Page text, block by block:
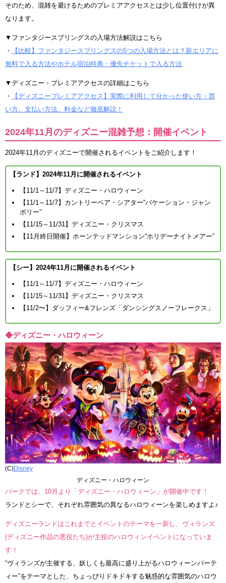
そのため、混雑を避けるためのプレミアアクセスとは少し位置付けが異
なります。
▼ファンタジースプリングスの入場方法解説はこちら
・
【比較】ファンタジースプリングスの5つの入場方法とは？新エリアに
無料で入る方法やホテル宿泊特典・優先チケットで入る方法
▼ディズニー・プレミアアクセスの詳細はこちら
・
【ディズニープレミアアクセス】実際に利用して分かった使い方・買
い方、支払い方法、料金など徹底解説！
2024年11月のディズニー混雑予想：開催イベント
2024年11月のディズニーで開催されるイベントをご紹介します！
【ランド】2024年11月に開催されるイベント
【11/1～11/7】ディズニー・ハロウィーン
【11/1～11/7】カントリーベア・シアター“バケーション・ジャン
ボリー”
【11/15～11/31】ディズニー・クリスマス
【11月終日開催】ホーンテッドマンション“ホリデーナイトメアー”
【シー】2024年11月に開催されるイベント
【11/1～11/7】ディズニー・ハロウィーン
【11/15～11/31】ディズニー・クリスマス
【11/2〜】ダッフィー&フレンズ「ダンシングスノーフレークス」
◆ディズニー・ハロウィーン
(C)Disney
ディズニー・ハロウィーン
パークでは、10月より「ディズニー・ハロウィーン」が開催中です！
ランドとシーで、それぞれ雰囲気の異なるハロウィーンを楽しめますよ♪
ディズニーランドはこれまでとイベントのテーマを一新し、ヴィランズ
(ディズニー作品の悪役たち)が主役のハロウィンイベントになっていま
す！
“ヴィランズが主催する、妖しくも最高に盛り上がるハロウィーンパーテ
ィー”をテーマとした、ちょっぴりドキドキする魅惑的な雰囲気のハロウ